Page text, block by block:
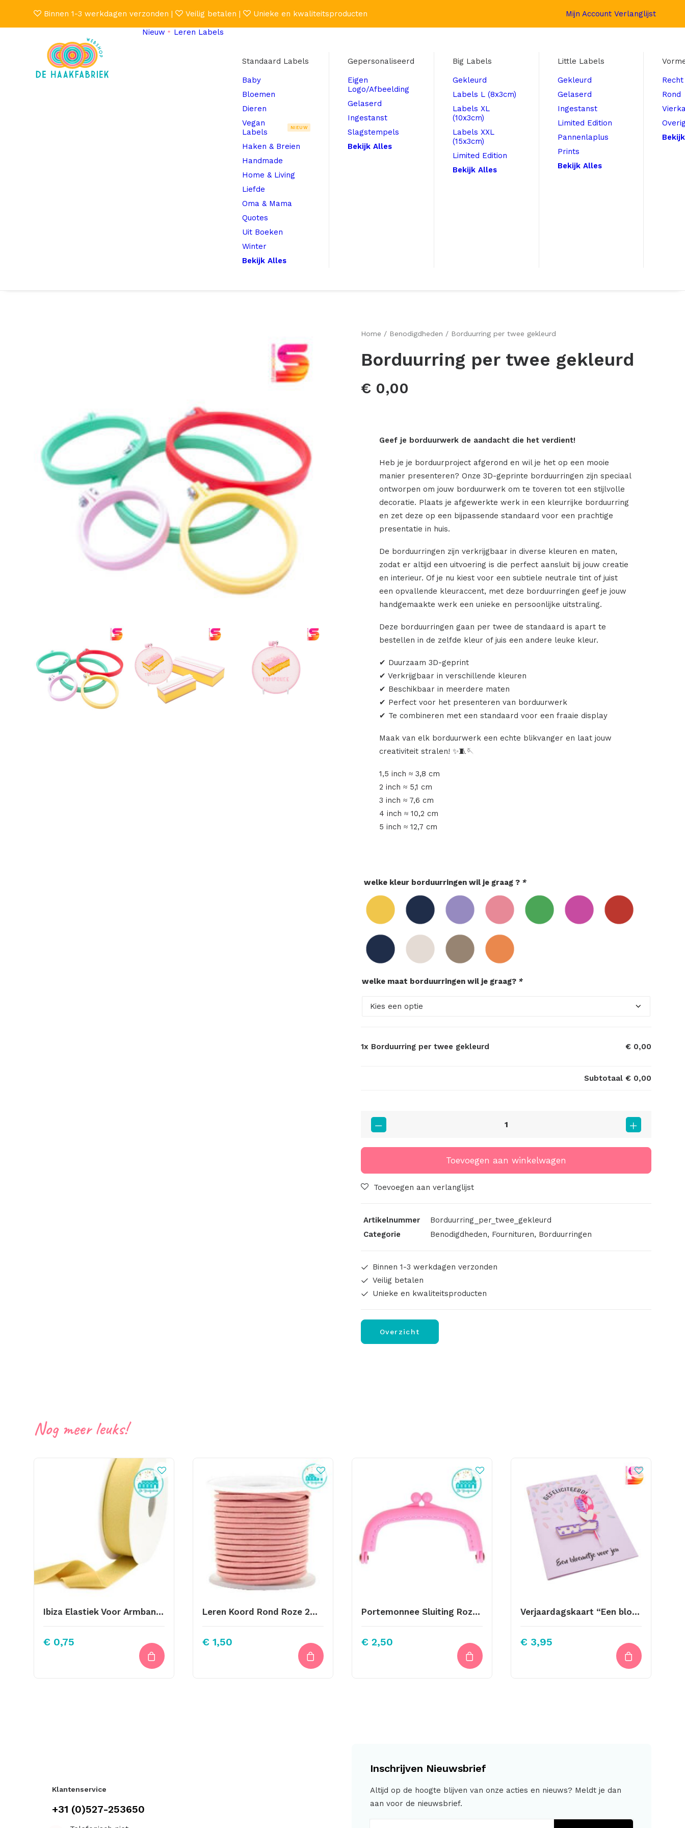
Binnen 1-3 werkdagen verzonden | Veilig betalen | Unieke en kwaliteitsproducten Mijn Account Verlanglijst
Nieuw
Leren Labels
Standaard Labels
Baby
Bloemen
Dieren
Vegan
Labels
NIEUW
Haken & Breien
Handmade
Home & Living
Liefde
Oma & Mama
Quotes
Uit Boeken
Winter
Bekijk Alles
Gepersonaliseerd
Eigen
Logo/Afbeelding
Gelaserd
Ingestanst
Slagstempels
Bekijk Alles
Big Labels
Gekleurd
Labels L (8x3cm)
Labels XL
(10x3cm)
Labels XXL
(15x3cm)
Limited Edition
Bekijk Alles
Little Labels
Gekleurd
Gelaserd
Ingestanst
Limited Edition
Pannenlaplus
Prints
Bekijk Alles
Recht
Rond
Home Benodigdheden Borduurring per twee gekleurd
Borduurring per twee gekleurd
€ 0,00
Geef je borduurwerk de aandacht die het verdient!
Heb je je borduurproject afgerond en wil je het op een mooie
manier presenteren? Onze 3D-geprinte borduurringen zijn speciaal
ontworpen om jouw borduurwerk om te toveren tot een stijlvolle
decoratie. Plaats je afgewerkte werk in een kleurrijke borduurring
en zet deze op een bijpassende standaard voor een prachtige
presentatie in huis.
De borduurringen zijn verkrijgbaar in diverse kleuren en maten,
zodat er altijd een uitvoering is die perfect aansluit bij jouw creatie
en interieur. Of je nu kiest voor een subtiele neutrale tint of juist
een opvallende kleuraccent, met deze borduurringen geef je jouw
handgemaakte werk een unieke en persoonlijke uitstraling.
Deze borduurringen gaan per twee de standaard is apart te
bestellen in de zelfde kleur of juis een andere leuke kleur.
✔ Duurzaam 3D-geprint
✔ Verkrijgbaar in verschillende kleuren
✔ Beschikbaar in meerdere maten
✔ Perfect voor het presenteren van borduurwerk
✔ Te combineren met een standaard voor een fraaie display
Maak van elk borduurwerk een echte blikvanger en laat jouw
creativiteit stralen! ✨🧵🪡
1,5 inch ≈ 3,8 cm
2 inch ≈ 5,1 cm
3 inch ≈ 7,6 cm
4 inch ≈ 10,2 cm
5 inch ≈ 12,7 cm
welke kleur borduurringen wil je graag ? *
welke maat borduurringen wil je graag? *
1x Borduurring per twee gekleurd € 0,00
Subtotaal € 0,00
Borduurring
per
aantal
Toevoegen aan winkelwagen
Toevoegen aan verlanglijst
Artikelnummer
Borduurring_per_twee_gekleurd
Categorie
Benodigdheden, Fournituren, Borduurringen
Binnen 1-3 werkdagen verzonden
Veilig betalen
Unieke en kwaliteitsproducten
Overzicht
Nog meer leuks!
Ibiza Elastiek Voor Armbandjes Goud 25mm
€ 0,75
Leren Koord Rond Roze 2mm
€ 1,50
Portemonnee Sluiting Roze 8,5cm
€ 2,50
Verjaardagskaart “Een bloemetje voor jou” 1
€ 3,95
Klantenservice
+31 (0)527-253650
Inschrijven Nieuwsbrief
Altijd op de hoogte blijven van onze acties en nieuws? Meldt je dan
aan voor de nieuwsbrief.